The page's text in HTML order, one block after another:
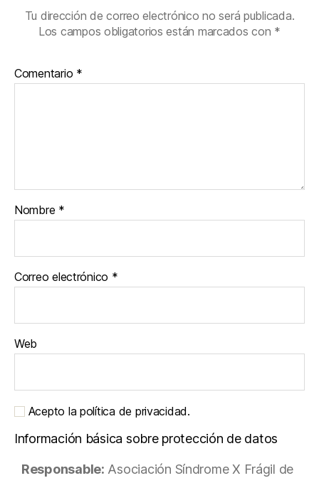
Tu dirección de correo electrónico no será publicada.
Los campos obligatorios están marcados con *
Comentario *
Nombre *
Correo electrónico *
Web
Acepto la política de privacidad.
Información básica sobre protección de datos
Responsable: Asociación Síndrome X Frágil de